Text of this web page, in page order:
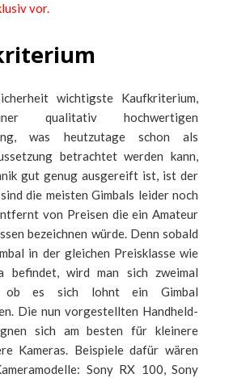
vor.
wichtigste Kaufkriterium,
qualitativ hochwertigen
was heutzutage schon als
betrachtet werden kann,
gut genug ausgereift ist, ist der
die meisten Gimbals leider noch
von Preisen die ein Amateur
bezeichnen würde. Denn sobald
in der gleichen Preisklasse wie
befindet, wird man sich zweimal
ob es sich lohnt ein Gimbal
Die nun vorgestellten Handheld-
sich am besten für kleinere
Kameras. Beispiele dafür wären
Sony RX 100, Sony